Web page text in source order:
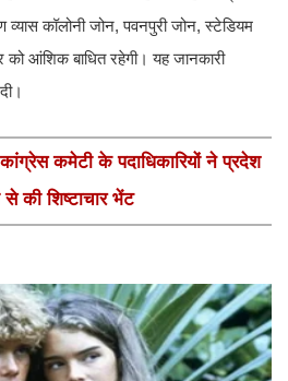
डेरा जोन, जय नारायण व्यास कॉलोनी
वर्क्स जोन की जलापूर्ति रविवार को
अधिशाषी अभियंता ऋतु मिसन ने दी।
से की शिष्टाचार भेंट